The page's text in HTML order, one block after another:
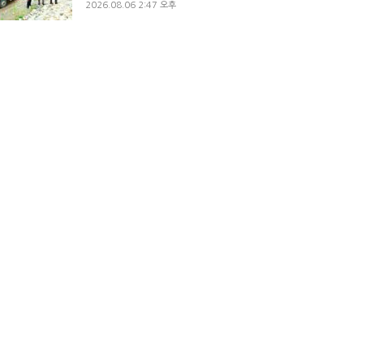
2026.08.06 2:47 오후